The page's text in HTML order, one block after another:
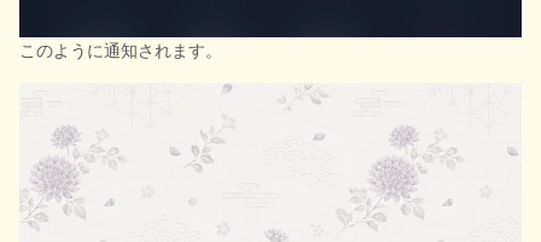
このように通知されます。